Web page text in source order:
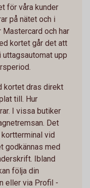
för våra kunder
på nätet och i
och har
kortet går det att
uttagsautomat upp
kortet dras direkt
till. Hur
I vissa butiker
Det
vid
godkännas med
Ibland
följa din
eller via Profil -